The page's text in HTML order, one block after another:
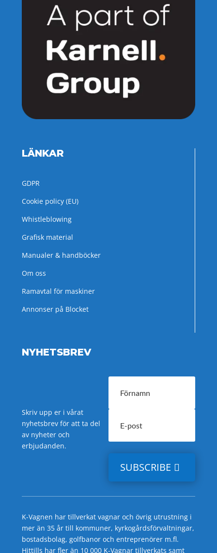
LÄNKAR
GDPR
Cookie policy (EU)
Whistleblowing
Grafisk material
Manualer & handböcker
Om oss
Ramavtal för maskiner
Annonser på Blocket
NYHETSBREV
Skriv upp er i vårat
nyhetsbrev för att ta del
av nyheter och
erbjudanden.
SUBSCRIBE
K-Vagnen har tillverkat vagnar och övrig utrustning i
mer än 35 år till kommuner, kyrkogårdsförvaltningar,
bostadsbolag, golfbanor och entreprenörer m.fl.
Hittills har fler än 10 000 K-Vagnar tillverkats samt